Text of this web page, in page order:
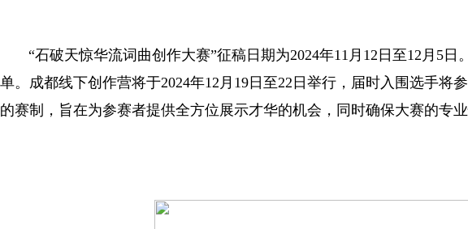
“石破天惊华流词曲创作大赛”征稿日期为2024年11月12日至12月5
单。成都线下创作营将于2024年12月19日至22日举行，届时入围选手将
的赛制，旨在为参赛者提供全方位展示才华的机会，同时确保大赛的专业